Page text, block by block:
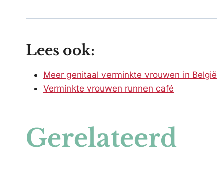
Lees ook:
Meer genitaal verminkte vrouwen in België
Verminkte vrouwen runnen café
Gerelateerd